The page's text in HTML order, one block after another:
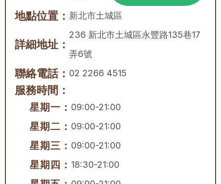
地點位置： 新北市土城區
詳細地址：
236 新北市土城區永豐路135巷17
弄6號
聯絡電話： 02 2266 4515
服務時間：
星期一： 09:00-21:00
星期二： 09:00-21:00
星期三： 09:00-21:00
星期四： 18:30-21:00